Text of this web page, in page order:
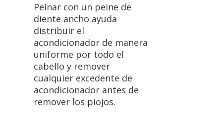
Peinar con un peine de
diente ancho ayuda
distribuir el
acondicionador de manera
uniforme por todo el
cabello y remover
cualquier excedente de
acondicionador antes de
remover los piojos.